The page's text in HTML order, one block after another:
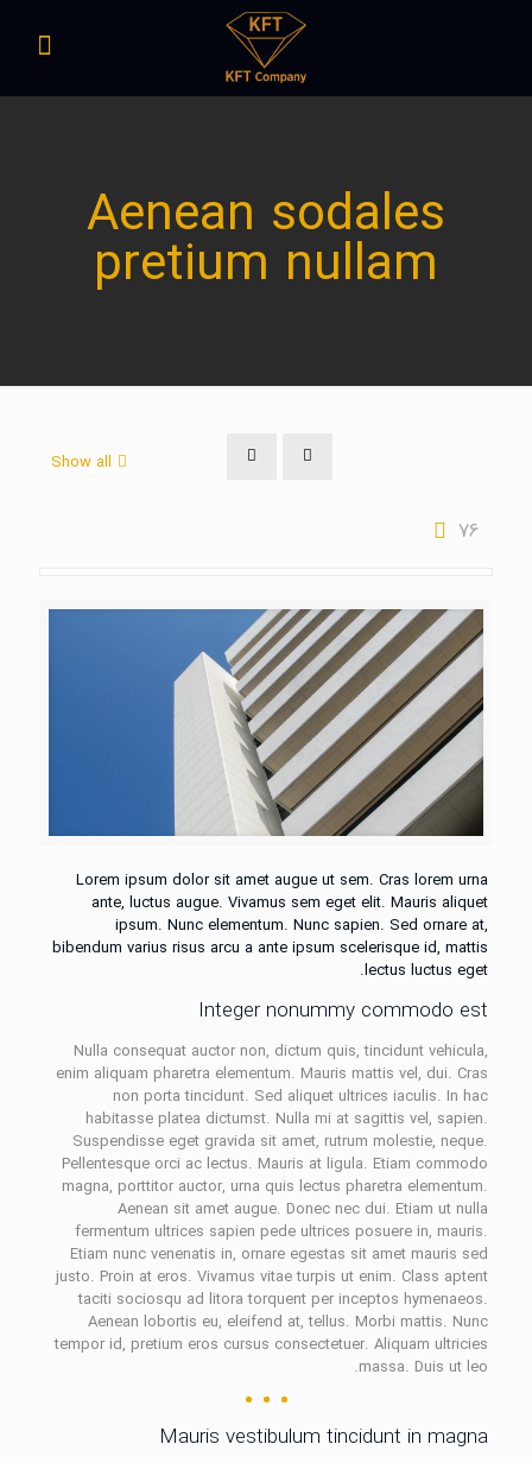
Aenean sodales
pretium nullam
Show all
76
Lorem ipsum dolor sit amet augue ut sem. Cras lorem urna
ante, luctus augue. Vivamus sem eget elit. Mauris aliquet
ipsum. Nunc elementum. Nunc sapien. Sed ornare at,
bibendum varius risus arcu a ante ipsum scelerisque id, mattis
lectus luctus eget.
Integer nonummy commodo est
Nulla consequat auctor non, dictum quis, tincidunt vehicula,
enim aliquam pharetra elementum. Mauris mattis vel, dui. Cras
non porta tincidunt. Sed aliquet ultrices iaculis. In hac
habitasse platea dictumst. Nulla mi at sagittis vel, sapien.
Suspendisse eget gravida sit amet, rutrum molestie, neque.
Pellentesque orci ac lectus. Mauris at ligula. Etiam commodo
magna, porttitor auctor, urna quis lectus pharetra elementum.
Aenean sit amet augue. Donec nec dui. Etiam ut nulla
fermentum ultrices sapien pede ultrices posuere in, mauris.
Etiam nunc venenatis in, ornare egestas sit amet mauris sed
justo. Proin at eros. Vivamus vitae turpis ut enim. Class aptent
taciti sociosqu ad litora torquent per inceptos hymenaeos.
Aenean lobortis eu, eleifend at, tellus. Morbi mattis. Nunc
tempor id, pretium eros cursus consectetuer. Aliquam ultricies
massa. Duis ut leo.
Mauris vestibulum tincidunt in magna